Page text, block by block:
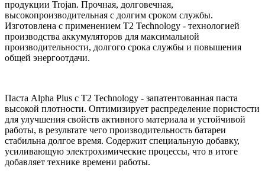
продукции Trojan. Прочная, долговечная,
высокопроизводительная с долгим сроком службы.
Изготовлена с применением T2 Technology - технологией
производства аккумуляторов для максимальной
производительности, долгого срока службы и повышения
общей энергоотдачи.
Паста Alpha Plus с T2 Technology - запатентованная паста
высокой плотности. Оптимизирует распределение пористости
для улучшения свойств активного материала и устойчивой
работы, в результате чего производительность батареи
стабильна долгое время. Содержит специальную добавку,
усиливающую электрохимические процессы, что в итоге
добавляет технике времени работы.